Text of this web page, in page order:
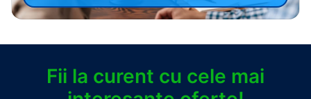
Fii la curent cu cele mai